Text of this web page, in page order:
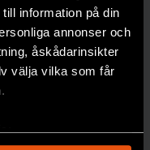
information på din
annonser och
åskådarinsikter
välja vilka som får